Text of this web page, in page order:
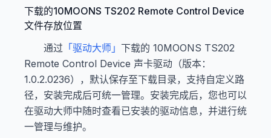
下载的10MOONS TS202 Remote Control Device
文件存放位置
通过 「驱动大师」 下载的 10MOONS TS202
Remote Control Device 声卡驱动（版本：
1.0.2.0236），默认保存至下载目录，支持自定义路
径，安装完成后可统一管理。安装完成后，您也可以
在驱动大师中随时查看已安装的驱动信息，并进行统
一管理与维护。